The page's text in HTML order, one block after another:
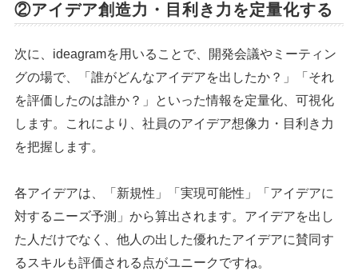
②アイデア創造力・目利き力を定量化する
次に、ideagramを用いることで、開発会議やミーティン
グの場で、「誰がどんなアイデアを出したか？」「それ
を評価したのは誰か？」といった情報を定量化、可視化
します。これにより、社員のアイデア想像力・目利き力
を把握します。
各アイデアは、「新規性」「実現可能性」「アイデアに
対するニーズ予測」から算出されます。アイデアを出し
た人だけでなく、他人の出した優れたアイデアに賛同す
るスキルも評価される点がユニークですね。